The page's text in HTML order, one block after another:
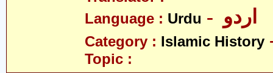
Language : Urdu
Category : Islamic History
Topic :